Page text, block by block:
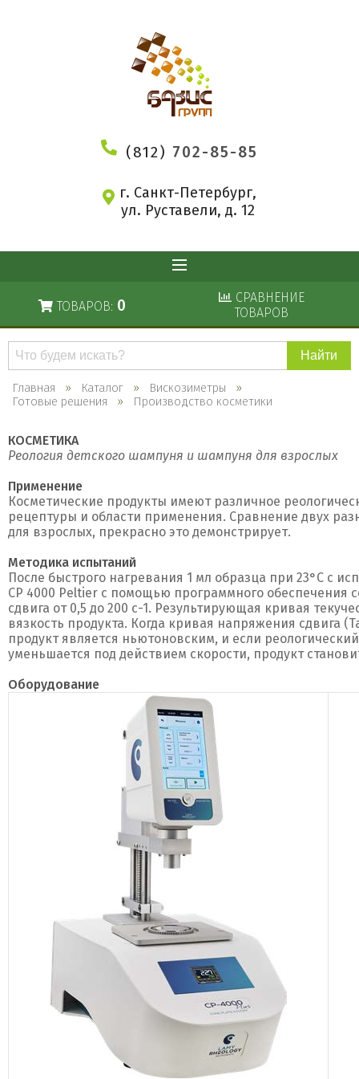
(812) 702-85-85
г. Санкт-Петербург,
ул. Руставели, д. 12
ТОВАРОВ: 0
СРАВНЕНИЕ
ТОВАРОВ
Поиск
каталогу
Главная Каталог
Вискозиметры
Готовые решения
Производство косметики
КОСМЕТИКА
Реология детского шампуня и шампуня для взрослых
Применение
Косметические продукты имеют различное
рецептуры и области применения. Сравнение двух
для взрослых, прекрасно это демонстрирует.
Методика испытаний
После быстрого нагревания 1 мл образца при 23°C с
CP 4000 Peltier с помощью программного обеспечения
сдвига от 0,5 до 200 с-1. Результирующая кривая
вязкость продукта. Когда кривая напряжения сдвига
продукт является ньютоновским, и если
уменьшается под действием скорости, продукт
Оборудование